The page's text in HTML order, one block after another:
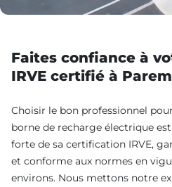
Faites confiance à
IRVE certifié à
Choisir le bon professionnel
borne de recharge électrique
forte de sa certification IRVE,
et conforme aux normes en
environs. Nous mettons notre